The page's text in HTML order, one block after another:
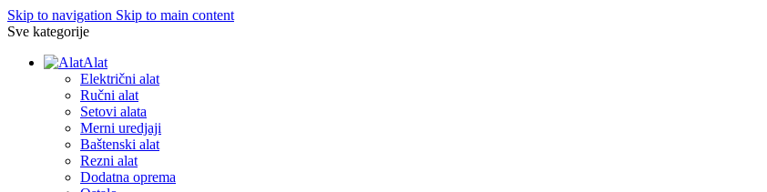
Skip to navigation Skip to main content
Sve kategorije
Alat
Električni alat
Ručni alat
Setovi alata
Merni uredjaji
Baštenski alat
Rezni alat
Dodatna oprema